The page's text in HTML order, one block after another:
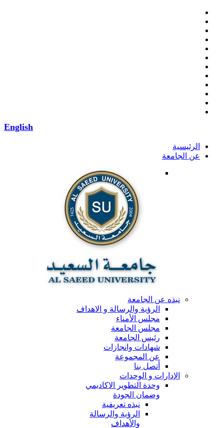
English
الرئيسية
عن الجامعة
نبذه عن الجامعة
الرؤية والرسالة و الاهداف
مجلس الأمناء
مجلس الجامعة
رئيس الجامعة
شهادات وانجازات
عن المجموعة
أتصل بنا
الإدارات و الوحدات
وحدة التطوير الاكاديمي
وضمان الجودة
نبذه تعريفية
الرؤية والرسالة
والأهداف